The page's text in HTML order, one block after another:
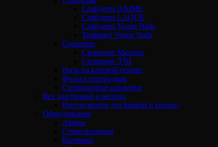
Слайдеры ANIME
Слайдеры LAQUE
Слайдеры Vogue Nails
Трафарет Vogue Nails
Стемпинг
Стемпинг Малина
Стемпинг-TNL
Нить на клеевой основе
Фольга переводная
Силиконовые наклейки
Все для бровей и ресниц
Инструменты для бровей и ресниц
Оборудование
Лампы
Стерилизаторы
Вытяжки